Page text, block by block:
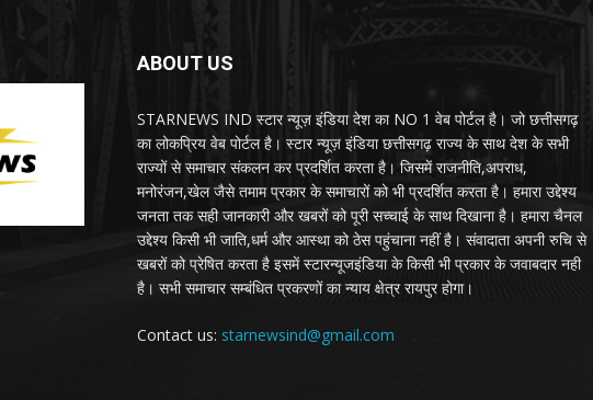
ABOUT US
STARNEWS IND स्टार न्यूज़ इंडिया देश का NO 1 वेब पोर्टल है। जो छत्तीसगढ़
का लोकप्रिय वेब पोर्टल है। स्टार न्यूज़ इंडिया छत्तीसगढ़ राज्य के साथ देश के सभी
राज्यों से समाचार संकलन कर प्रदर्शित करता है। जिसमें राजनीति,अपराध,
मनोरंजन,खेल जैसे तमाम प्रकार के समाचारों को भी प्रदर्शित करता है। हमारा उद्देश्य
जनता तक सही जानकारी और खबरों को पूरी सच्चाई के साथ दिखाना है। हमारा चैनल
उद्देश्य किसी भी जाति,धर्म और आस्था को ठेस पहुंचाना नहीं है। संवादाता अपनी रुचि से
खबरों को प्रेषित करता है इसमें स्टारन्यूजइंडिया के किसी भी प्रकार के जवाबदार नही
है। सभी समाचार सम्बंधित प्रकरणों का न्याय क्षेत्र रायपुर होगा।
Contact us: starnewsind@gmail.com